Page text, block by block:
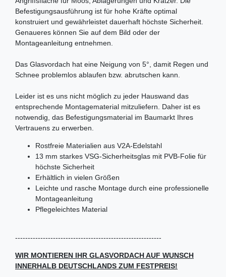
Befestigungsausführung ist für hohe Kräfte optimal
konstruiert und gewährleistet dauerhaft höchste Sicherheit.
Genaueres können Sie auf dem Bild oder der
Montageanleitung entnehmen.
Das Glasvordach hat eine Neigung von 5°, damit Regen und
Schnee problemlos ablaufen bzw. abrutschen kann.
Leider ist es uns nicht möglich zu jeder Hauswand das
entsprechende Montagematerial mitzuliefern. Daher ist es
notwendig, das Befestigungsmaterial im Baumarkt Ihres
Vertrauens zu erwerben.
Rostfreie Materialien aus V2A-Edelstahl
13 mm starkes VSG-Sicherheitsglas mit PVB-Folie für
höchste Sicherheit
Erhältlich in vielen Größen
Leichte und rasche Montage durch eine professionelle
Montageanleitung
Pflegeleichtes Material
----------------------------------------------------------
WIR MONTIEREN IHR GLASVORDACH AUF WUNSCH
INNERHALB DEUTSCHLANDS ZUM FESTPREIS!